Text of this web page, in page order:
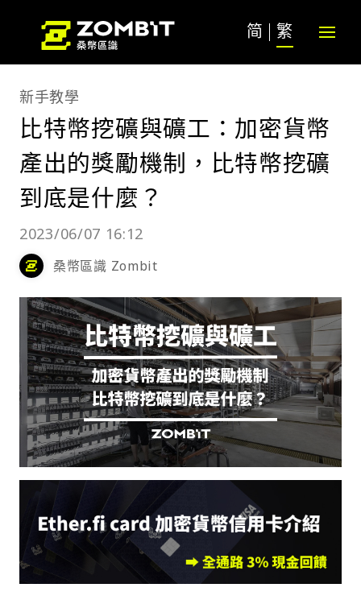
简 繁
新手教學
比特幣挖礦與礦工：加密貨幣
產出的獎勵機制，比特幣挖礦
到底是什麼？
2023/06/07 16:12
桑幣區識 Zombit